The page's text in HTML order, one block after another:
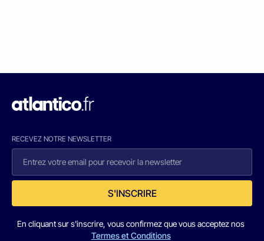
RECEVEZ NOTRE NEWSLETTER
S'INSCRIRE
En cliquant sur s'inscrire, vous confirmez que vous acceptez nos
Termes et Conditions